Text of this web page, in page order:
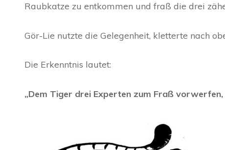
Raubkatze zu entkommen und fraß die drei
Gör-Lie nutzte die Gelegenheit, kletterte nach
Die Erkenntnis lautet:
„Dem Tiger drei Experten zum Fraß